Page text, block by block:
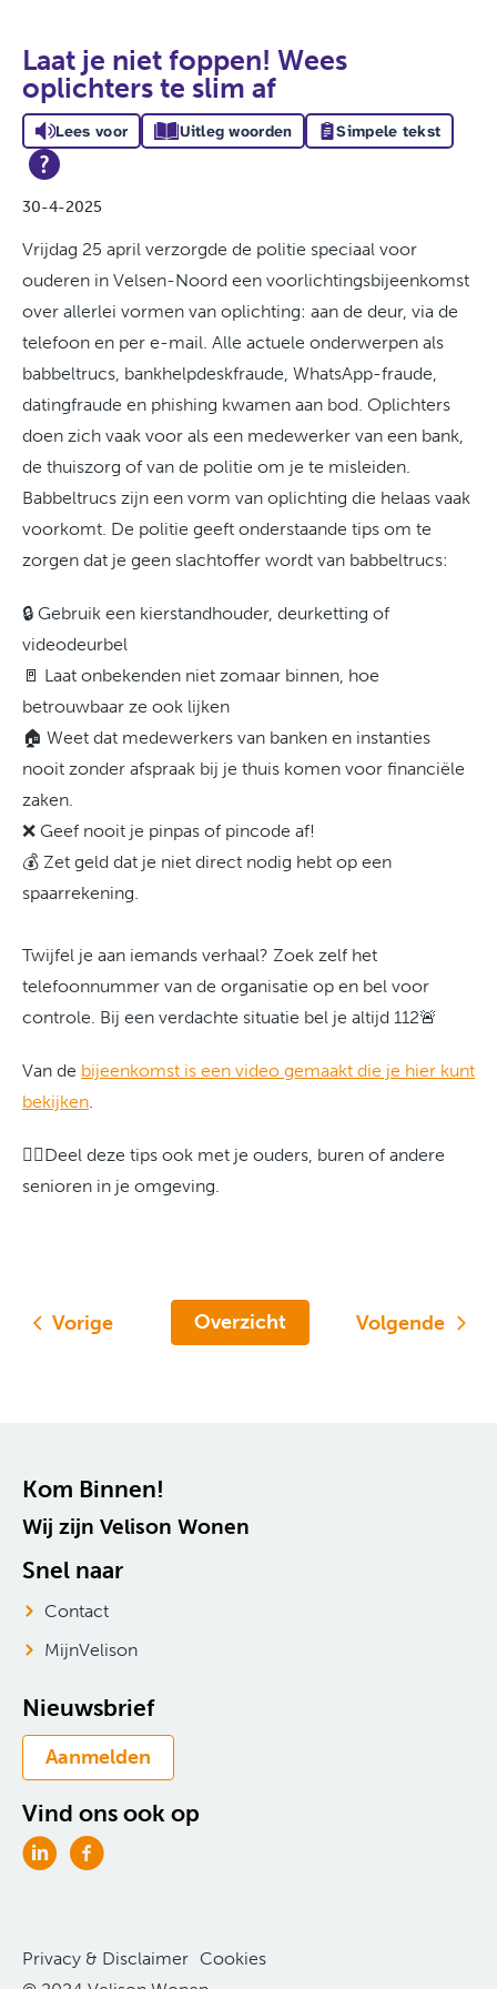
Laat je niet foppen! Wees
oplichters te slim af
Lees voor Uitleg woorden Simpele tekst
30-4-2025
Vrijdag 25 april verzorgde de politie speciaal voor
ouderen in Velsen-Noord een voorlichtingsbijeenkomst
over allerlei vormen van oplichting: aan de deur, via de
telefoon en per e-mail. Alle actuele onderwerpen als
babbeltrucs, bankhelpdeskfraude, WhatsApp-fraude,
datingfraude en phishing kwamen aan bod. Oplichters
doen zich vaak voor als een medewerker van een bank,
de thuiszorg of van de politie om je te misleiden.
Babbeltrucs zijn een vorm van oplichting die helaas vaak
voorkomt. De politie geeft onderstaande tips om te
zorgen dat je geen slachtoffer wordt van babbeltrucs:
🔒 Gebruik een kierstandhouder, deurketting of
videodeurbel
🚪 Laat onbekenden niet zomaar binnen, hoe
betrouwbaar ze ook lijken
🏠 Weet dat medewerkers van banken en instanties
nooit zonder afspraak bij je thuis komen voor financiële
zaken.
❌ Geef nooit je pinpas of pincode af!
💰 Zet geld dat je niet direct nodig hebt op een
spaarrekening.
Twijfel je aan iemands verhaal? Zoek zelf het
telefoonnummer van de organisatie op en bel voor
controle. Bij een verdachte situatie bel je altijd 112🚨
Van de bijeenkomst is een video gemaakt die je hier kunt
bekijken
👉🏽Deel deze tips ook met je ouders, buren of andere
senioren in je omgeving.
Volgende
Overzicht
Vorige
Contactinformatie
Kom Binnen!
Wij zijn Velison Wonen
Snel naar
Contact
MijnVelison
Nieuwsbrief
Aanmelden
Vind ons ook op
Privacy & Disclaimer Cookies